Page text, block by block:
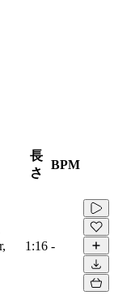
長
さ
BPM
1:16 -